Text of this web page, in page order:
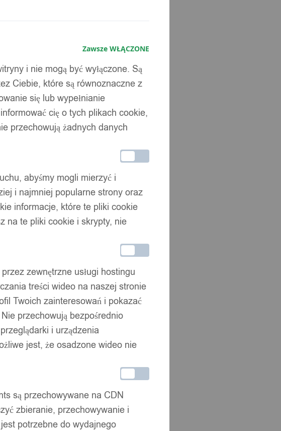
Zawsze WŁĄCZONE
i nie mogą być wyłączone. Są
Ciebie, które są równoznaczne z
się lub wypełnianie
cię o tych plikach cookie,
przechowują żadnych danych
abyśmy mogli mierzyć i
i najmniej popularne strony oraz
informacje, które te pliki cookie
na te pliki cookie i skrypty, nie
zewnętrzne usługi hostingu
treści wideo na naszej stronie
Twoich zainteresowań i pokazać
przechowują bezpośrednio
i urządzenia
jest, że osadzone wideo nie
są przechowywane na CDN
zbieranie, przechowywanie i
potrzebne do wydajnego